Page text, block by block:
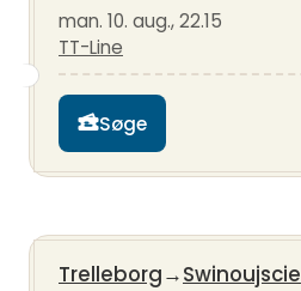
man. 10. aug., 22.15
TT-Line
Søge
Trelleborg→Swinoujscie